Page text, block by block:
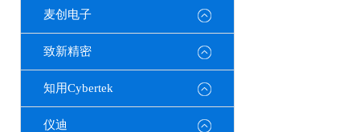
麦创电子
致新精密
知用Cybertek
仪迪